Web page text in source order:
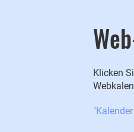
Klicken